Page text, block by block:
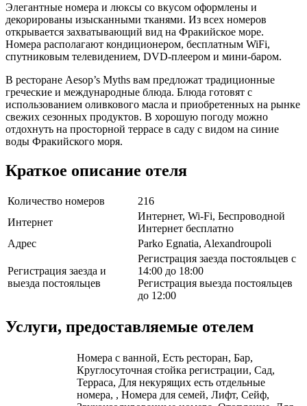
Элегантные номера и люксы со вкусом оформлены и
декорированы изысканными тканями. Из всех номеров
открывается захватывающий вид на Фракийское море.
Номера располагают кондиционером, бесплатным WiFi,
спутниковым телевидением, DVD-плеером и мини-баром.
В ресторане Aesop’s Myths вам предложат традиционные
греческие и международные блюда. Блюда готовят с
использованием оливкового масла и приобретенных на рынке
свежих сезонных продуктов. В хорошую погоду можно
отдохнуть на просторной террасе в саду с видом на синие
воды Фракийского моря.
Краткое описание отеля
Количество номеров
216
Интернет
Интернет, Wi-Fi, Беспроводной
Интернет бесплатно
Адрес
Parko Egnatia, Alexandroupoli
Регистрация заезда и
выезда постояльцев
Регистрация заезда постояльцев с
14:00 до 18:00
Регистрация выезда постояльцев
до 12:00
Услуги, предоставляемые отелем
Номера с ванной, Есть ресторан, Бар,
Круглосуточная стойка регистрации, Сад,
Терраса, Для некурящих есть отдельные
номера, , Номера для семей, Лифт, Сейф,